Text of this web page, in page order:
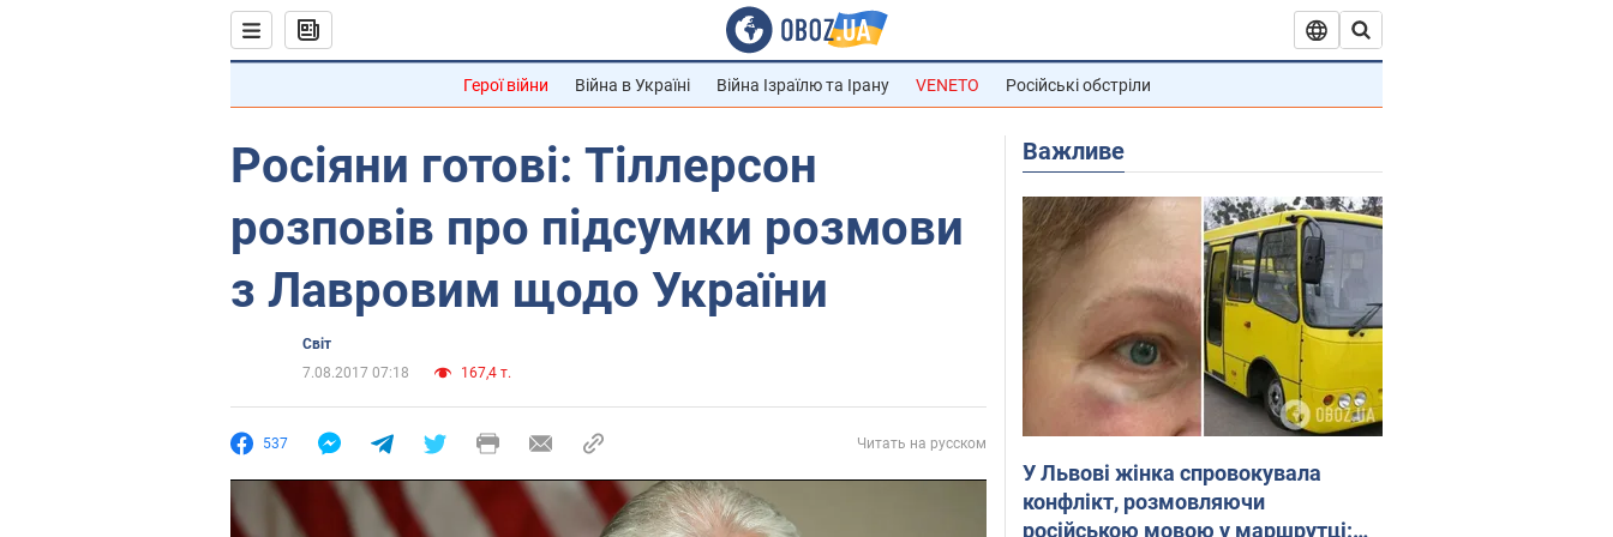
Герої війни Війна в Україні Війна Ізраїлю та Ірану VENETO Російські обстріли
Росіяни готові: Тіллерсон
розповів про підсумки розмови
з Лавровим щодо України
Світ
7.08.2017 07:18
167,4 т.
537 Читать на русском
Важливе
У Львові жінка спровокувала
конфлікт, розмовляючи
російською мовою у маршрутці: